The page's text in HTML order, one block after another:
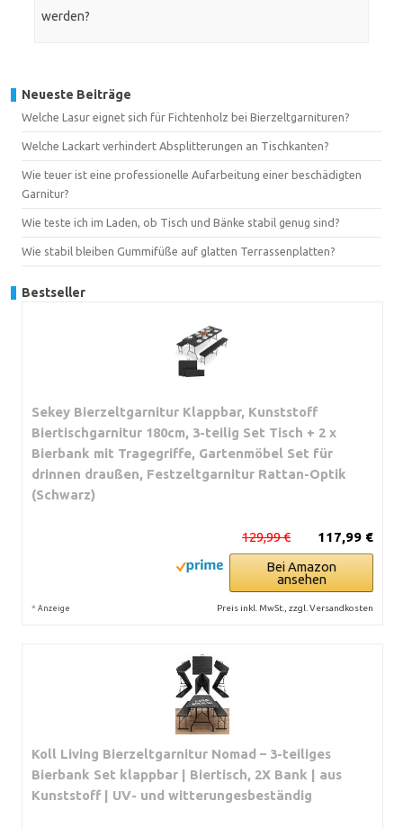
werden?
Neueste Beiträge
Welche Lasur eignet sich für Fichtenholz bei Bierzeltgarnituren?
Welche Lackart verhindert Absplitterungen an Tischkanten?
Wie teuer ist eine professionelle Aufarbeitung einer beschädigten
Garnitur?
Wie teste ich im Laden, ob Tisch und Bänke stabil genug sind?
Wie stabil bleiben Gummifüße auf glatten Terrassenplatten?
Bestseller
Sekey Bierzeltgarnitur Klappbar, Kunststoff
Biertischgarnitur 180cm, 3-teilig Set Tisch + 2 x
Bierbank mit Tragegriffe, Gartenmöbel Set für
drinnen draußen, Festzeltgarnitur Rattan-Optik
(Schwarz)
117,99 €
129,99 €
Bei Amazon
ansehen
* Anzeige Preis inkl. MwSt., zzgl. Versandkosten
Koll Living Bierzeltgarnitur Nomad – 3-teiliges
Bierbank Set klappbar | Biertisch, 2X Bank | aus
Kunststoff | UV- und witterungesbeständig